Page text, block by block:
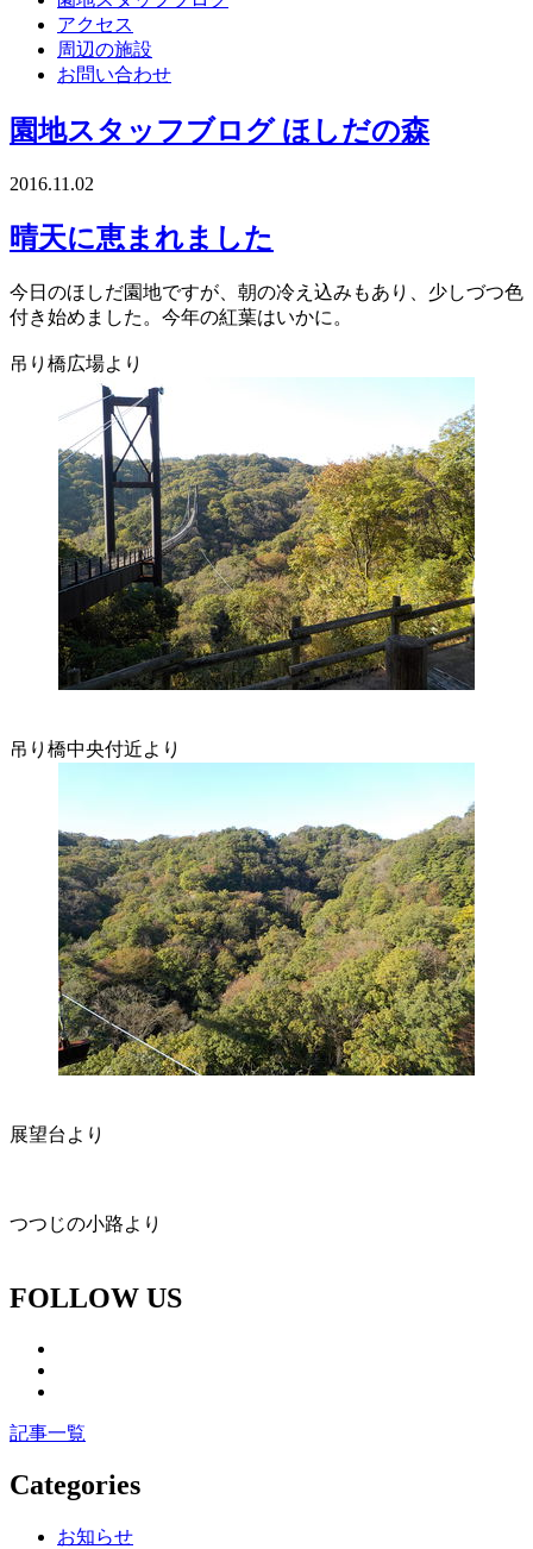
アクセス
周辺の施設
お問い合わせ
園地スタッフブログ ほしだの森
2016.11.02
晴天に恵まれました
今日のほしだ園地ですが、朝の冷え込みもあり、少しづつ色
付き始めました。今年の紅葉はいかに。
吊り橋広場より
吊り橋中央付近より
展望台より
つつじの小路より
FOLLOW US
記事一覧
Categories
お知らせ